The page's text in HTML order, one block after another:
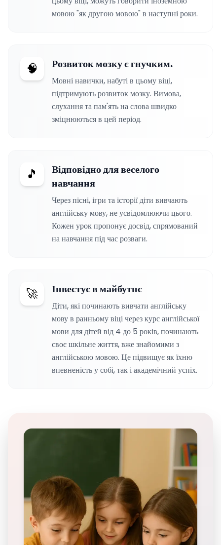
мовою "як другою мовою" в наступні роки.
🧠 Розвиток мозку є гнучким.
Мовні навички, набуті в цьому віці,
підтримують розвиток мозку. Вимова,
слухання та пам'ять на слова швидко
зміцнюються в цей період.
🎵
Відповідно для веселого
навчання
Через пісні, ігри та історії діти вивчають
англійську мову, не усвідомлюючи цього.
Кожен урок пропонує досвід, спрямований
на навчання під час розваги.
🚀 Інвестує в майбутнє
Діти, які починають вивчати англійську
мову в ранньому віці через курс англійської
мови для дітей від 4 до 5 років, починають
своє шкільне життя, вже знайомими з
англійською мовою. Це підвищує як їхню
впевненість у собі, так і академічний успіх.